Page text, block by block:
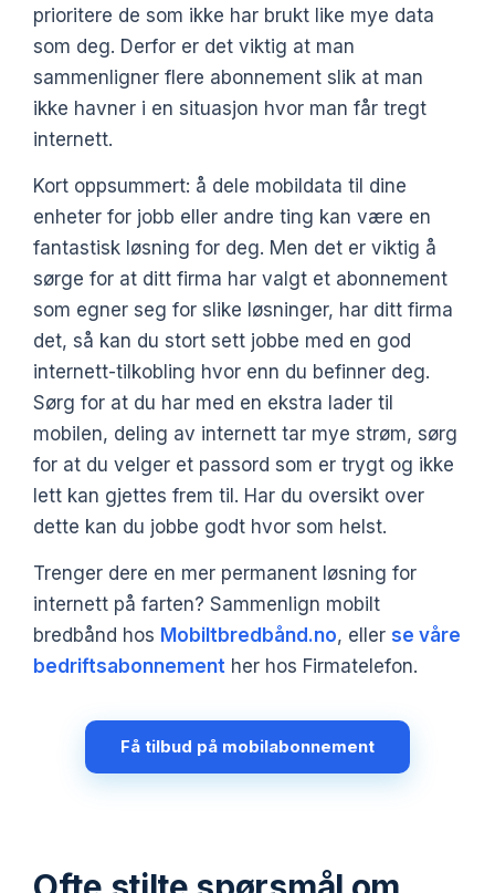
prioritere de som ikke har brukt like mye data
som deg. Derfor er det viktig at man
sammenligner flere abonnement slik at man
ikke havner i en situasjon hvor man får tregt
internett.
Kort oppsummert: å dele mobildata til dine
enheter for jobb eller andre ting kan være en
fantastisk løsning for deg. Men det er viktig å
sørge for at ditt firma har valgt et abonnement
som egner seg for slike løsninger, har ditt firma
det, så kan du stort sett jobbe med en god
internett-tilkobling hvor enn du befinner deg.
Sørg for at du har med en ekstra lader til
mobilen, deling av internett tar mye strøm, sørg
for at du velger et passord som er trygt og ikke
lett kan gjettes frem til. Har du oversikt over
dette kan du jobbe godt hvor som helst.
Trenger dere en mer permanent løsning for
internett på farten? Sammenlign mobilt
bredbånd hos Mobiltbredbånd.no, eller se våre
bedriftsabonnement her hos Firmatelefon.
Få tilbud på mobilabonnement